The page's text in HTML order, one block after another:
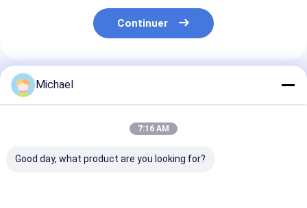
Continuer
Produits Recommandés
Michael
7:16 AM
Good day, what product are you looking for?